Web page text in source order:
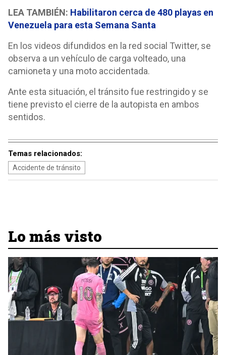
LEA TAMBIÉN: Habilitaron cerca de 480 playas en
Venezuela para esta Semana Santa
En los videos difundidos en la red social Twitter, se
observa a un vehículo de carga volteado, una
camioneta y una moto accidentada.
Ante esta situación, el tránsito fue restringido y se
tiene previsto el cierre de la autopista en ambos
sentidos.
Temas relacionados:
Accidente de tránsito
Lo más visto